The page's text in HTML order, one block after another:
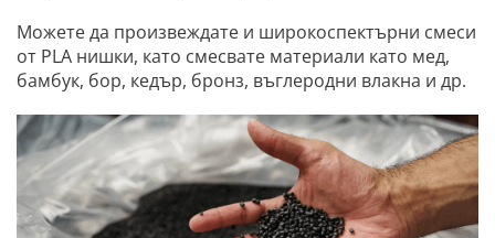
Можете да произвеждате и широкоспектърни смеси
от PLA нишки, като смесвате материали като мед,
бамбук, бор, кедър, бронз, въглеродни влакна и др.